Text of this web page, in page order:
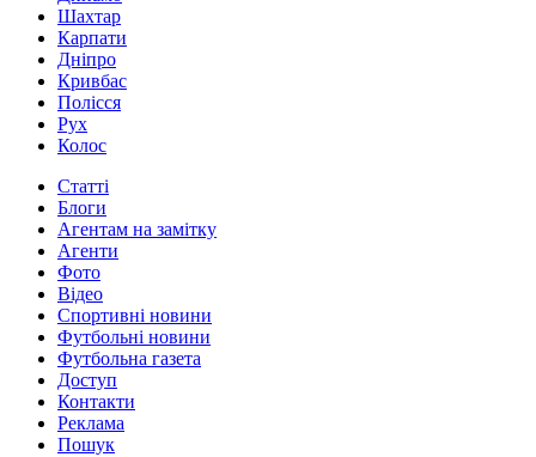
Шахтар
Карпати
Дніпро
Кривбас
Полісся
Рух
Колос
Статті
Блоги
Агентам на замітку
Агенти
Фото
Відео
Спортивні новини
Футбольні новини
Футбольна газета
Доступ
Контакти
Реклама
Пошук